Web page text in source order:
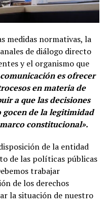
medidas normativas, la
de diálogo directo
y el organismo que
es ofrecer
en materia de
a que las decisiones
de la legitimidad
constitucional».
de la entidad
de las políticas públicas
trabajar
de los derechos
la situación de nuestro